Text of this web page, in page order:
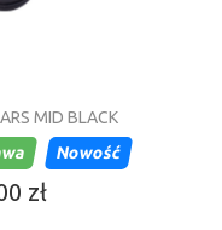
MID BLACK
Nowość
zł